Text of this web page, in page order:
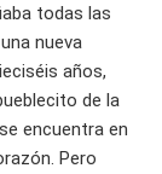
todas las
nueva
años,
de la
encuentra en
Pero